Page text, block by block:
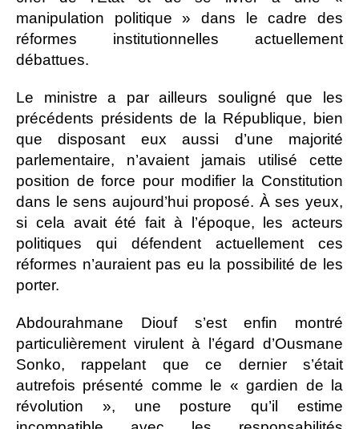
manipulation politique » dans le cadre des
réformes institutionnelles actuellement
débattues.
Le ministre a par ailleurs souligné que les
précédents présidents de la République, bien
que disposant eux aussi d’une majorité
parlementaire, n’avaient jamais utilisé cette
position de force pour modifier la Constitution
dans le sens aujourd’hui proposé. À ses yeux,
si cela avait été fait à l’époque, les acteurs
politiques qui défendent actuellement ces
réformes n’auraient pas eu la possibilité de les
porter.
Abdourahmane Diouf s’est enfin montré
particulièrement virulent à l’égard d’Ousmane
Sonko, rappelant que ce dernier s’était
autrefois présenté comme le « gardien de la
révolution », une posture qu’il estime